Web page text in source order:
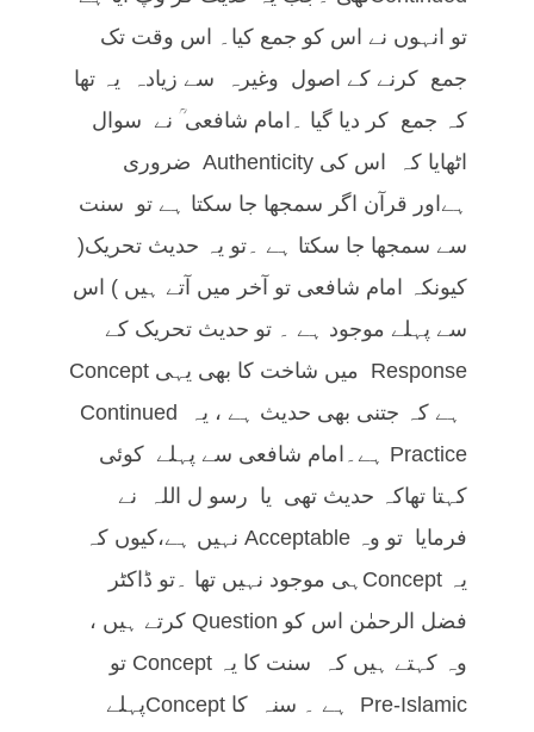
تو انہوں نے اس کو جمع کیا۔ اس وقت تک
جمع کرنے کے اصول وغیرہ سے زیادہ یہ تھا
کہ جمع کر دیا گیا ۔امام شافعی ؒ نے سوال
اٹھایا کہ اس کی Authenticity ضروری
ہےاور قرآن اگر سمجھا جا سکتا ہے تو سنت
سے سمجھا جا سکتا ہے ۔تو یہ حدیث تحریک(
کیونکہ امام شافعی تو آخر میں آتے ہیں ) اس
سے پہلے موجود ہے ۔ تو حدیث تحریک کے
Response میں شاخت کا بھی یہی Concept
ہے کہ جتنی بھی حدیث ہے ، یہ Continued
Practice ہے۔امام شافعی سے پہلے کوئی
کہتا تھاکہ حدیث تھی یا رسو ل اللہ نے
فرمایا تو وہ Acceptable نہیں ہے،کیوں کہ
یہ Conceptہی موجود نہیں تھا ۔تو ڈاکٹر
فضل الرحمٰن اس کو Question کرتے ہیں ،
وہ کہتے ہیں کہ سنت کا یہ Concept تو
Pre-Islamic ہے ۔ سنہ کا Conceptپہلے